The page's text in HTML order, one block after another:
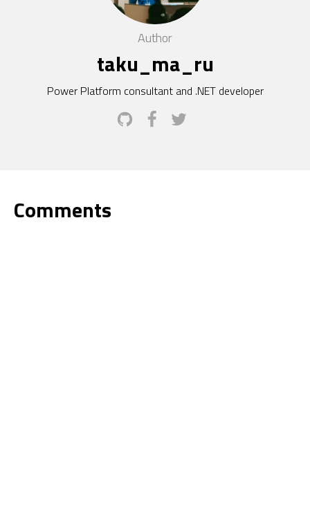
Author
taku_ma_ru
Power Platform consultant and .NET developer
Comments